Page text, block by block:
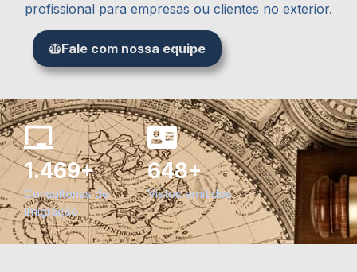
profissional para empresas ou clientes no exterior.
Fale com nossa equipe
1.469+
Consultorias de
Imigração
648+
Vistos emitidos